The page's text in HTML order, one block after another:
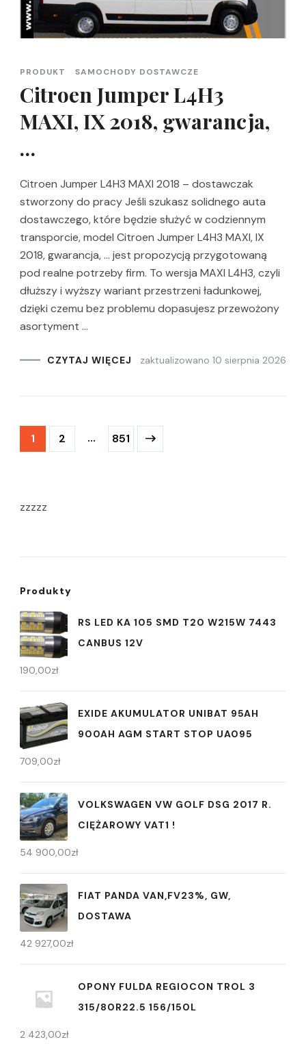
PRODUKT SAMOCHODY DOSTAWCZE
Citroen Jumper L4H3
MAXI, IX 2018, gwarancja,
…
Citroen Jumper L4H3 MAXI 2018 – dostawczak
stworzony do pracy Jeśli szukasz solidnego auta
dostawczego, które będzie służyć w codziennym
transporcie, model Citroen Jumper L4H3 MAXI, IX
2018, gwarancja, … jest propozycją przygotowaną
pod realne potrzeby firm. To wersja MAXI L4H3, czyli
dłuższy i wyższy wariant przestrzeni ładunkowej,
dzięki czemu bez problemu dopasujesz przewożony
asortyment …
CZYTAJ WIĘCEJ zaktualizowano 10 sierpnia 2026
Stronicowanie
Strona
1 Strona
2 … Strona
851
zzzzz
Produkty
RS LED KA 105 SMD T20 W215W 7443
CANBUS 12V
190,00zł
EXIDE AKUMULATOR UNIBAT 95AH
900AH AGM START STOP UA095
709,00zł
VOLKSWAGEN VW GOLF DSG 2017 R.
CIĘŻAROWY VAT1 !
54 900,00zł
FIAT PANDA VAN,FV23%, GW,
DOSTAWA
42 927,00zł
OPONY FULDA REGIOCON TROL 3
315/80R22.5 156/150L
2 423,00zł